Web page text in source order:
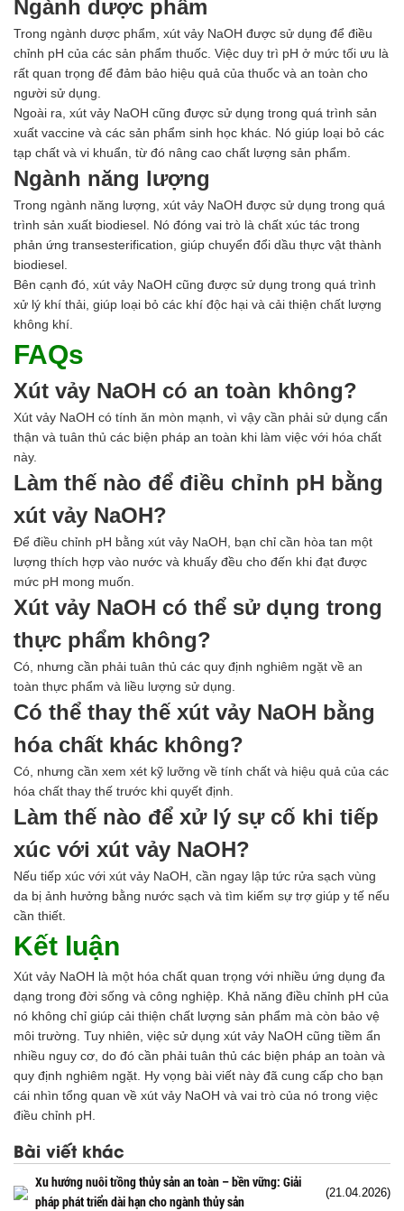
Ngành dược phẩm
Trong ngành dược phẩm, xút vảy NaOH được sử dụng để điều
chỉnh pH của các sản phẩm thuốc. Việc duy trì pH ở mức tối ưu là
rất quan trọng để đảm bảo hiệu quả của thuốc và an toàn cho
người sử dụng.
Ngoài ra, xút vảy NaOH cũng được sử dụng trong quá trình sản
xuất vaccine và các sản phẩm sinh học khác. Nó giúp loại bỏ các
tạp chất và vi khuẩn, từ đó nâng cao chất lượng sản phẩm.
Ngành năng lượng
Trong ngành năng lượng, xút vảy NaOH được sử dụng trong quá
trình sản xuất biodiesel. Nó đóng vai trò là chất xúc tác trong
phản ứng transesterification, giúp chuyển đổi dầu thực vật thành
biodiesel.
Bên cạnh đó, xút vảy NaOH cũng được sử dụng trong quá trình
xử lý khí thải, giúp loại bỏ các khí độc hại và cải thiện chất lượng
không khí.
FAQs
Xút vảy NaOH có an toàn không?
Xút vảy NaOH có tính ăn mòn mạnh, vì vậy cần phải sử dụng cẩn
thận và tuân thủ các biện pháp an toàn khi làm việc với hóa chất
này.
Làm thế nào để điều chỉnh pH bằng
xút vảy NaOH?
Để điều chỉnh pH bằng xút vảy NaOH, bạn chỉ cần hòa tan một
lượng thích hợp vào nước và khuấy đều cho đến khi đạt được
mức pH mong muốn.
Xút vảy NaOH có thể sử dụng trong
thực phẩm không?
Có, nhưng cần phải tuân thủ các quy định nghiêm ngặt về an
toàn thực phẩm và liều lượng sử dụng.
Có thể thay thế xút vảy NaOH bằng
hóa chất khác không?
Có, nhưng cần xem xét kỹ lưỡng về tính chất và hiệu quả của các
hóa chất thay thế trước khi quyết định.
Làm thế nào để xử lý sự cố khi tiếp
xúc với xút vảy NaOH?
Nếu tiếp xúc với xút vảy NaOH, cần ngay lập tức rửa sạch vùng
da bị ảnh hưởng bằng nước sạch và tìm kiếm sự trợ giúp y tế nếu
cần thiết.
Kết luận
Xút vảy NaOH là một hóa chất quan trọng với nhiều ứng dụng đa
dạng trong đời sống và công nghiệp. Khả năng điều chỉnh pH của
nó không chỉ giúp cải thiện chất lượng sản phẩm mà còn bảo vệ
môi trường. Tuy nhiên, việc sử dụng xút vảy NaOH cũng tiềm ẩn
nhiều nguy cơ, do đó cần phải tuân thủ các biện pháp an toàn và
quy định nghiêm ngặt. Hy vọng bài viết này đã cung cấp cho bạn
cái nhìn tổng quan về xút vảy NaOH và vai trò của nó trong việc
điều chỉnh pH.
Bài viết khác
Xu hướng nuôi trồng thủy sản an toàn – bền vững: Giải
pháp phát triển dài hạn cho ngành thủy sản
(21.04.2026)